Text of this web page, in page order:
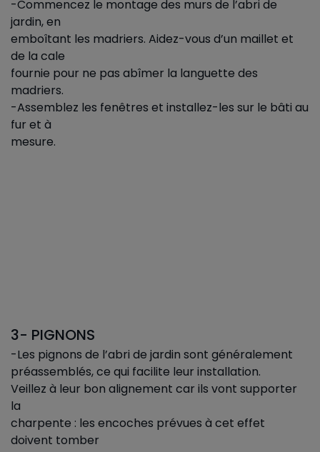
-Commencez le montage des murs de l’abri de
jardin, en
emboîtant les madriers. Aidez-vous d’un maillet et
de la cale
fournie pour ne pas abîmer la languette des
madriers.
-Assemblez les fenêtres et installez-les sur le bâti au
fur et à
mesure.
3- PIGNONS
-Les pignons de l’abri de jardin sont généralement
préassemblés, ce qui facilite leur installation.
Veillez à leur bon alignement car ils vont supporter
la
charpente : les encoches prévues à cet effet
doivent tomber